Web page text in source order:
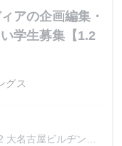
アの企画編集・
学生募集【1.2
グス
名古屋ビルヂング